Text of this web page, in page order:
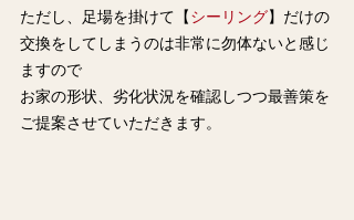
ただし、足場を掛けて【シーリング】だけの
交換をしてしまうのは非常に勿体ないと感じ
ますので
お家の形状、劣化状況を確認しつつ最善策を
ご提案させていただきます。